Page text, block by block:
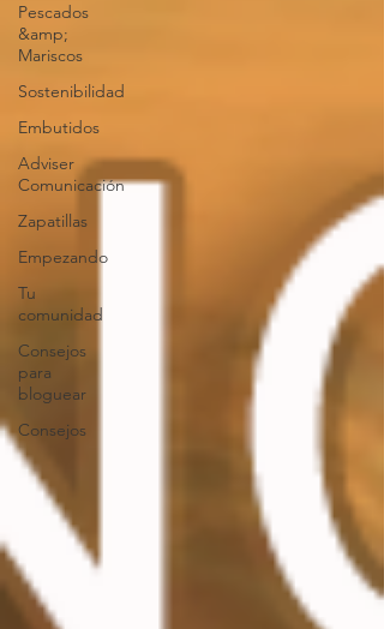
Pescados
&amp;
Mariscos
Sostenibilidad
Embutidos
Adviser
Comunicación
Zapatillas
Empezando
Tu
comunidad
Consejos
para
bloguear
Consejos